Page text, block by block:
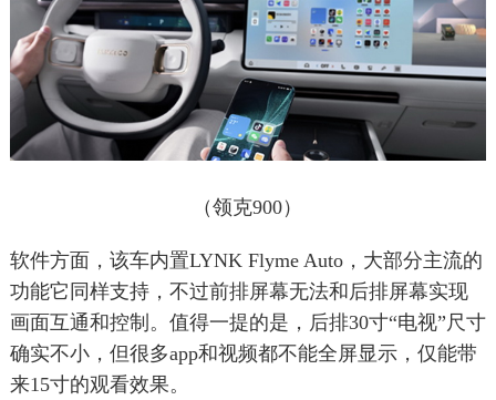
（领克900）
软件方面，该车内置LYNK Flyme Auto，大部分主流的
功能它同样支持，不过前排屏幕无法和后排屏幕实现
画面互通和控制。值得一提的是，后排30寸“电视”尺寸
确实不小，但很多app和视频都不能全屏显示，仅能带
来15寸的观看效果。